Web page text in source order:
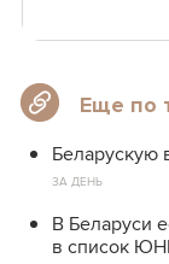
Еще по
ЗА ДЕНЬ
В Беларуси
в список